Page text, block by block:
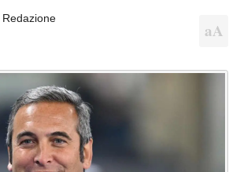
Redazione